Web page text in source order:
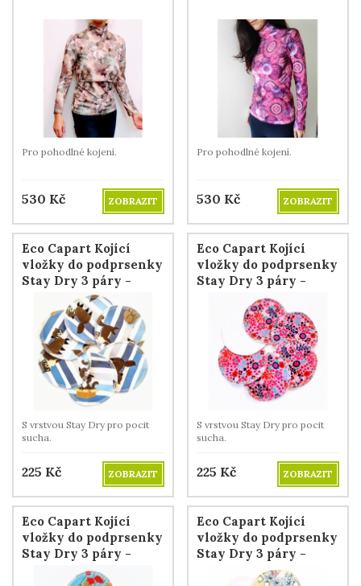
Pro pohodlné kojení.
530 Kč ZOBRAZIT
Pro pohodlné kojení.
530 Kč ZOBRAZIT
Eco Capart Kojící
vložky do podprsenky
Stay Dry 3 páry -
Kočky s modrými
pruhy
S vrstvou Stay Dry pro pocit
sucha.
225 Kč ZOBRAZIT
Eco Capart Kojící
vložky do podprsenky
Stay Dry 3 páry -
S vrstvou Stay Dry pro pocit
sucha.
225 Kč ZOBRAZIT
Eco Capart Kojící
vložky do podprsenky
Stay Dry 3 páry -
Maková víla
Eco Capart Kojící
vložky do podprsenky
Stay Dry 3 páry -